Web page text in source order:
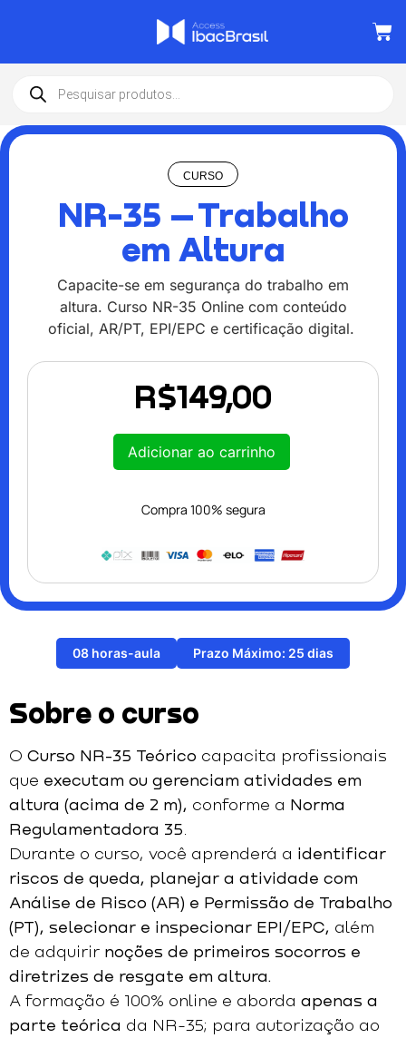
CURSO
NR-35 – Trabalho
em Altura
Capacite-se em segurança do trabalho em
altura. Curso NR-35 Onlinecom conteúdo
oficial, AR/PT, EPI/EPC e certificação digital.
R$149,00
Adicionar ao carrinho
Compra 100% segura
08 horas-aula Prazo Máximo: 25 dias
Sobre o curso
O Curso NR-35 Teórico capacita profissionais
que executam ou gerenciam atividades em
altura (acima de 2 m), conforme a Norma
Regulamentadora 35
Durante o curso, você aprenderá a identificar
riscos de queda, planejar a atividade com
Análise de Risco (AR) e Permissão de Trabalho
(PT), selecionar e inspecionar EPI/EPC, além
de adquirir noções de primeiros socorros e
diretrizes de resgate em altura.
A formação é 100% online e aborda apenas a
parte teórica da NR-35; para autorização ao